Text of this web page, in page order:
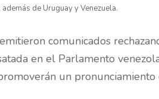
de Uruguay y Venezuela.
comunicados
en el Parlamento
un